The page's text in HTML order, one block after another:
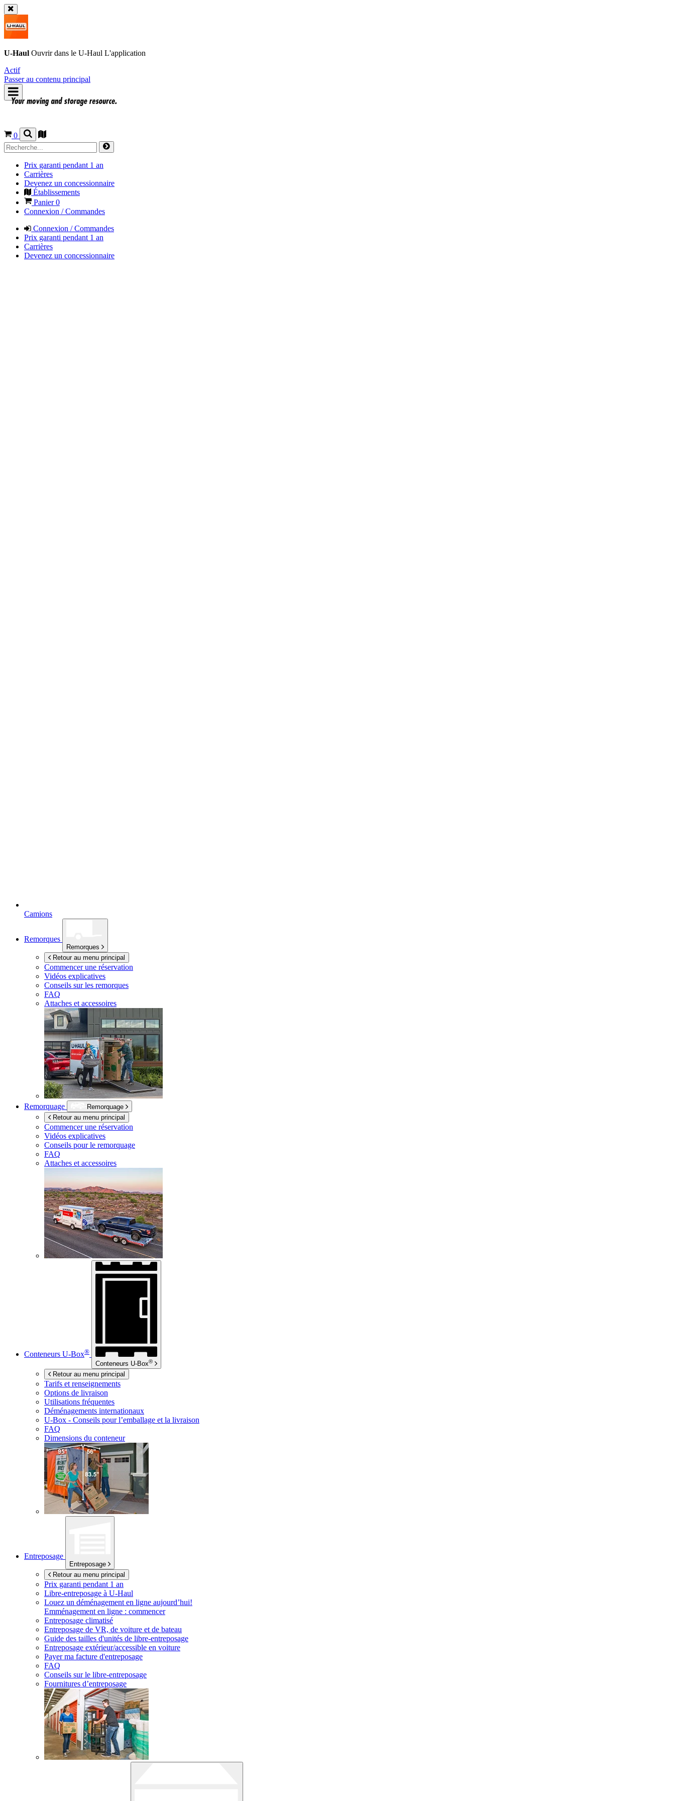
U-Haul Ouvrir dans le U-Haul L'application
Actif
Passer au contenu principal
0
Prix garanti pendant 1 an
Carrières
Devenez un concessionnaire
Établissements
Panier0
Connexion / Commandes
Connexion / Commandes
Prix garanti pendant 1 an
Carrières
Devenez un concessionnaire
Camions
Remorques
Remorques
Retour au menu principal
Commencer une réservation
Vidéos explicatives
Conseils sur les remorques
FAQ
Attaches et accessoires
Remorquage
Remorquage
Retour au menu principal
Commencer une réservation
Vidéos explicatives
Conseils pour le remorquage
FAQ
Attaches et accessoires
Conteneurs U-Box®
Conteneurs U-Box®
Retour au menu principal
Tarifs et renseignements
Options de livraison
Utilisations fréquentes
Déménagements internationaux
U-Box - Conseils pour l’emballage et la livraison
FAQ
Dimensions du conteneur
Entreposage
Entreposage
Retour au menu principal
Prix garanti pendant 1 an
Libre-entreposage à U-Haul
Louez un déménagement en ligne aujourd’hui!
Emménagement en ligne : commencer
Entreposage climatisé
Entreposage de VR, de voiture et de bateau
Guide des tailles d'unités de libre-entreposage
Entreposage extérieur/accessible en voiture
Payer ma facture d'entreposage
FAQ
Conseils sur le libre-entreposage
Fournitures d’entreposage